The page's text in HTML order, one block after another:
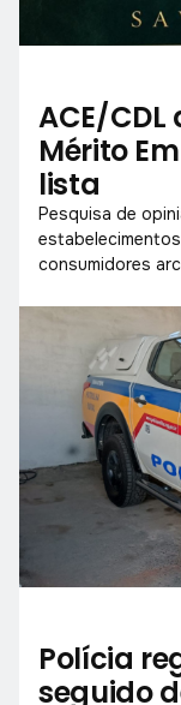
ACE/
Mérito
lista
Pesquisa de
consumidores
Polícia
seguido